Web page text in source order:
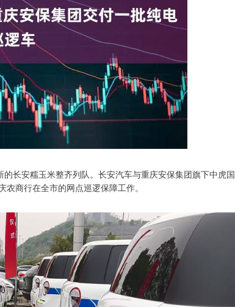
长安糯玉米整齐列队。长安汽车与重庆安保集团旗下中虎国
商行在全市的网点巡逻保障工作。
深证成指